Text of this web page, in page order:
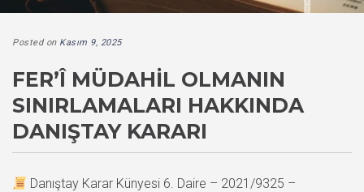
Posted on Kasım 9, 2025
FER’Î MÜDAHIL OLMANIN
SINIRLAMALARI HAKKINDA
DANIŞTAY KARARI
Danıştay Karar Künyesi 6. Daire – 2021/9325 –